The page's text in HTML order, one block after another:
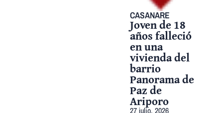
CASANARE
Joven de 18
años falleció
en una
vivienda del
barrio
Panorama de
Paz de
Ariporo
27 julio, 2026